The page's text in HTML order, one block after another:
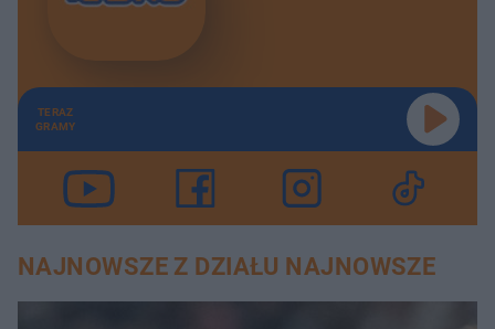
TERAZ
GRAMY
NAJNOWSZE Z DZIAŁU NAJNOWSZE